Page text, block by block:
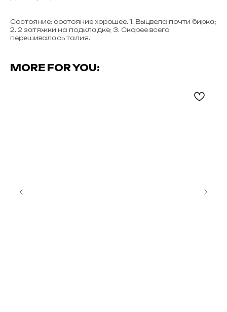
Состояние: состояние хорошее. 1. Выцвела почти бирка;
2. 2 затяжки на подкладке; 3. Скорее всего
перешивалась талия.
MORE FOR YOU: